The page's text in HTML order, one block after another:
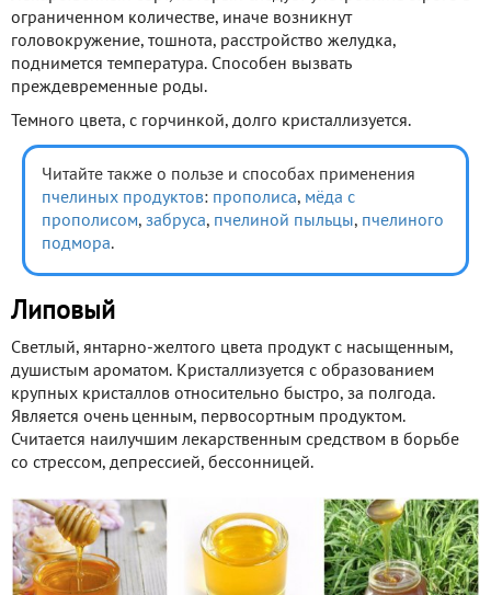
ограниченном количестве, иначе возникнут
головокружение, тошнота, расстройство желудка,
поднимется температура. Способен вызвать
преждевременные роды.
Темного цвета, с горчинкой, долго кристаллизуется.
Читайте также о пользе и способах применения
пчелиных продуктов: прополиса, мёда с
прополисом, забруса, пчелиной пыльцы, пчелиного
подмора.
Липовый
Светлый, янтарно-желтого цвета продукт с насыщенным,
душистым ароматом. Кристаллизуется с образованием
крупных кристаллов относительно быстро, за полгода.
Является очень ценным, первосортным продуктом.
Считается наилучшим лекарственным средством в борьбе
со стрессом, депрессией, бессонницей.